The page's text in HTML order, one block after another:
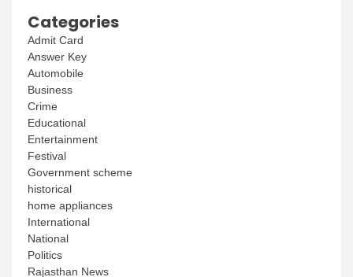
Categories
Admit Card
Answer Key
Automobile
Business
Crime
Educational
Entertainment
Festival
Government scheme
historical
home appliances
International
National
Politics
Rajasthan News